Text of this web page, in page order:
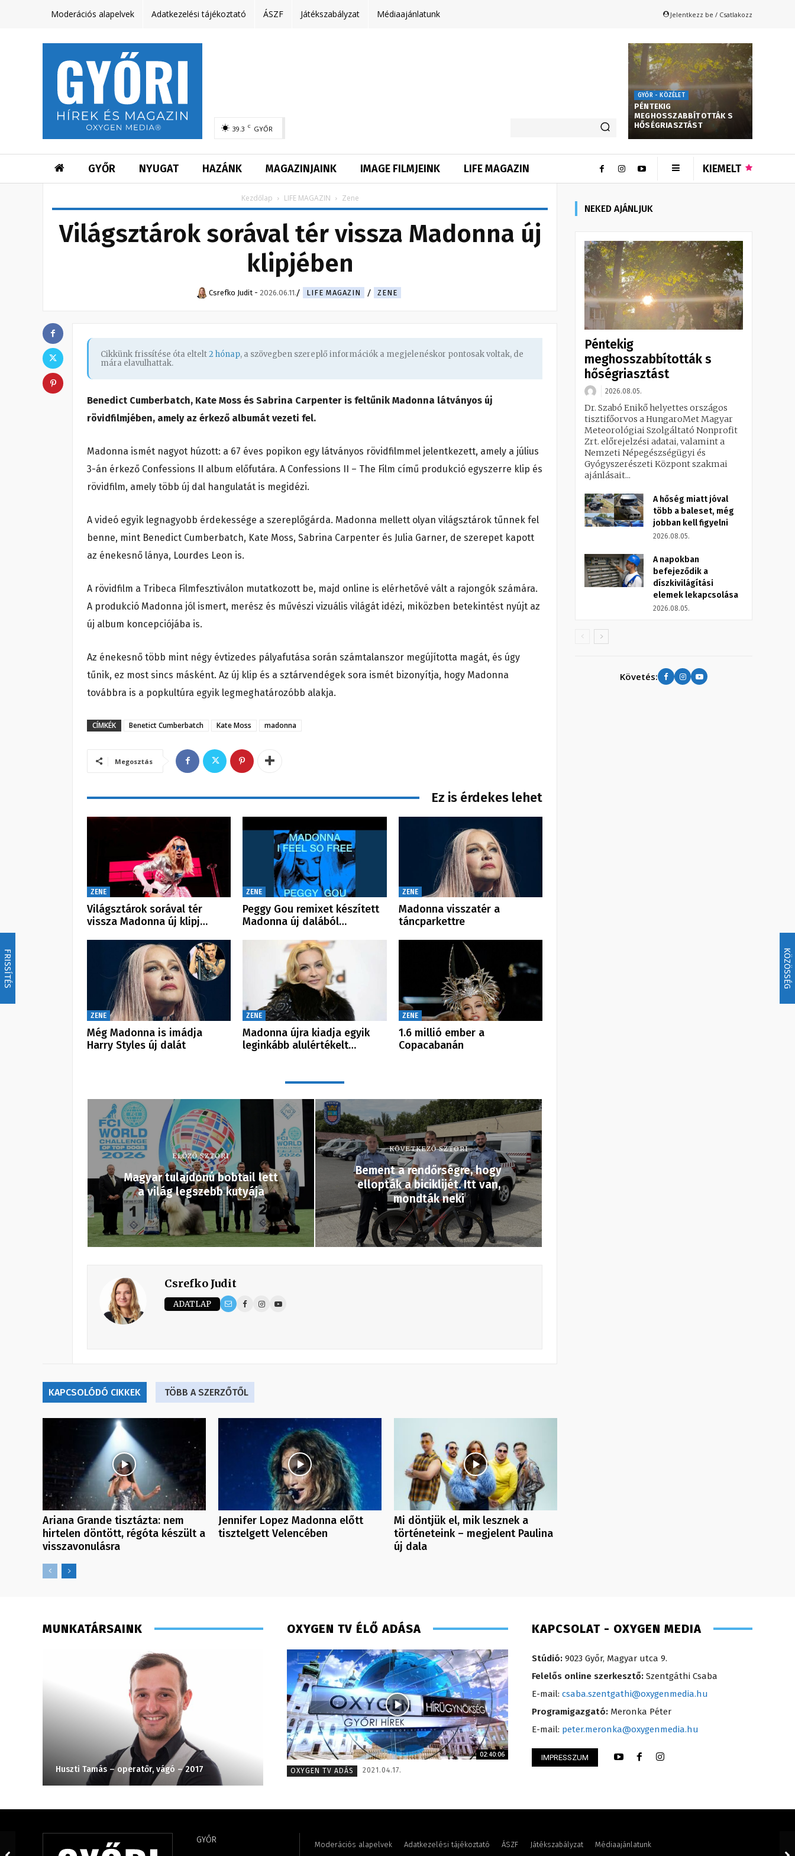
FRISSÍTÉS KÖZÖSSÉG
Moderációs alapelvek Adatkezelési tájékoztató ÁSZF Játékszabályzat Médiaajánlatunk Jelentkezz be / Csatlakozz
39.3 C GYŐR
GYŐR - KÖZÉLET
PÉNTEKIG
MEGHOSSZABBÍTOTTÁK S
HŐSÉGRIASZTÁST
GYŐR NYUGAT HAZÁNK MAGAZINJAINK IMAGE FILMJEINK LIFE MAGAZIN KIEMELT
Kezdőlap LIFE MAGAZIN Zene
Világsztárok sorával tér vissza Madonna új
klipjében
Csrefko Judit - 2026.06.11. LIFE MAGAZIN ZENE
Cikkünk frissítése óta eltelt2 hónap, a szövegben szereplő információk a megjelenéskor pontosak voltak, de
mára elavulhattak.
Benedict Cumberbatch, Kate Moss és Sabrina Carpenter is feltűnik Madonna látványos új
rövidfilmjében, amely az érkező albumát vezeti fel.
Madonna ismét nagyot húzott: a 67 éves popikon egy látványos rövidfilmmel jelentkezett, amely a július
3-án érkező Confessions II album előfutára. A Confessions II – The Film című produkció egyszerre klip és
rövidfilm, amely több új dal hangulatát is megidézi.
A videó egyik legnagyobb érdekessége a szereplőgárda. Madonna mellett olyan világsztárok tűnnek fel
benne, mint Benedict Cumberbatch, Kate Moss, Sabrina Carpenter és Julia Garner, de szerepet kapott
az énekesnő lánya, Lourdes Leon is.
A rövidfilm a Tribeca Filmfesztiválon mutatkozott be, majd online is elérhetővé vált a rajongók számára.
A produkció Madonna jól ismert, merész és művészi vizuális világát idézi, miközben betekintést nyújt az
új album koncepciójába is.
Az énekesnő több mint négy évtizedes pályafutása során számtalanszor megújította magát, és úgy
tűnik, ez most sincs másként. Az új klip és a sztárvendégek sora ismét bizonyítja, hogy Madonna
továbbra is a popkultúra egyik legmeghatározóbb alakja.
CÍMKÉK Benetict Cumberbatch Kate Moss madonna
Megosztás
Ez is érdekes lehet
ZENE
Világsztárok sorával tér
vissza Madonna új klipj…
ZENE
Peggy Gou remixet készített
Madonna új dalából…
ZENE
Madonna visszatér a
táncparkettre
ZENE
Még Madonna is imádja
Harry Styles új dalát
ZENE
Madonna újra kiadja egyik
leginkább alulértékelt…
ZENE
1.6 millió ember a
Copacabanán
ELŐZŐ SZTORI
Magyar tulajdonú bobtail lett
a világ legszebb kutyája
KÖVETKEZŐ SZTORI
Bement a rendőrségre, hogy
ellopták a biciklijét. Itt van,
mondták neki
Csrefko Judit
ADATLAP
KAPCSOLÓDÓ CIKKEK TÖBB A SZERZŐTŐL
Ariana Grande tisztázta: nem
hirtelen döntött, régóta készült a
visszavonulásra
Jennifer Lopez Madonna előtt
tisztelgett Velencében
Mi döntjük el, mik lesznek a
történeteink – megjelent Paulina
új dala
NEKED AJÁNLJUK
Péntekig
meghosszabbították s
hőségriasztást
2026.08.05.
Dr. Szabó Enikő helyettes országos
tisztifőorvos a HungaroMet Magyar
Meteorológiai Szolgáltató Nonprofit
Zrt. előrejelzési adatai, valamint a
Nemzeti Népegészségügyi és
Gyógyszerészeti Központ szakmai
ajánlásait...
A hőség miatt jóval
több a baleset, még
jobban kell figyelni
2026.08.05.
A napokban
befejeződik a
díszkivilágítási
elemek lekapcsolása
2026.08.05.
Követés:
MUNKATÁRSAINK
Huszti Tamás – operatőr, vágó – 2017 Pénzes Anikó – 2008 Pénzes Anikó
OXYGEN TV ÉLŐ ADÁSA
02:40:06
OXYGEN TV ADÁS
2021.04.17.
KAPCSOLAT - OXYGEN MEDIA
Stúdió: 9023 Győr, Magyar utca 9.
Felelős online szerkesztő: Szentgáthi Csaba
E-mail: csaba.szentgathi@oxygenmedia.hu
Programigazgató: Meronka Péter
E-mail: peter.meronka@oxygenmedia.hu
IMPRESSZUM
GYŐR
Moderációs alapelvek Adatkezelési tájékoztató ÁSZF Játékszabályzat Médiaajánlatunk